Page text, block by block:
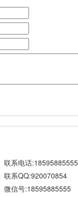
联系电话:18595885555
联系QQ:920070854
微信号:18595885555